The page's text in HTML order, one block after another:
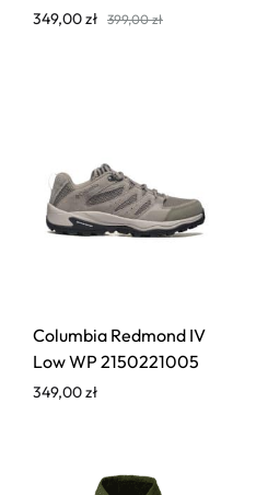
349,00zł 399,00zł
Columbia Redmond IV
Low WP 2150221005
349,00zł